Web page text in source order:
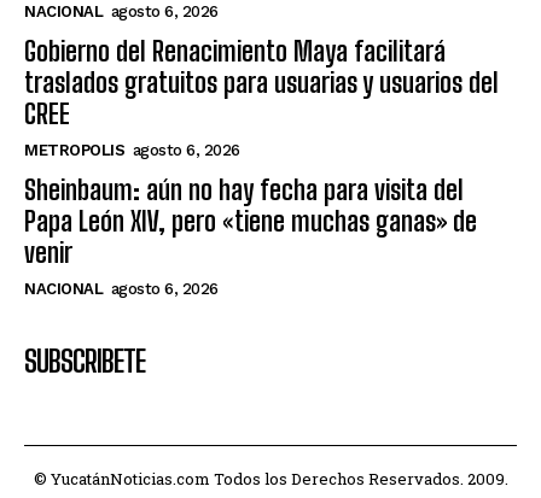
NACIONAL agosto 6, 2026
Gobierno del Renacimiento Maya facilitará
traslados gratuitos para usuarias y usuarios del
CREE
METROPOLIS agosto 6, 2026
Sheinbaum: aún no hay fecha para visita del
Papa León XIV, pero «tiene muchas ganas» de
venir
NACIONAL agosto 6, 2026
SUBSCRIBETE
© YucatánNoticias.com Todos los Derechos Reservados. 2009.